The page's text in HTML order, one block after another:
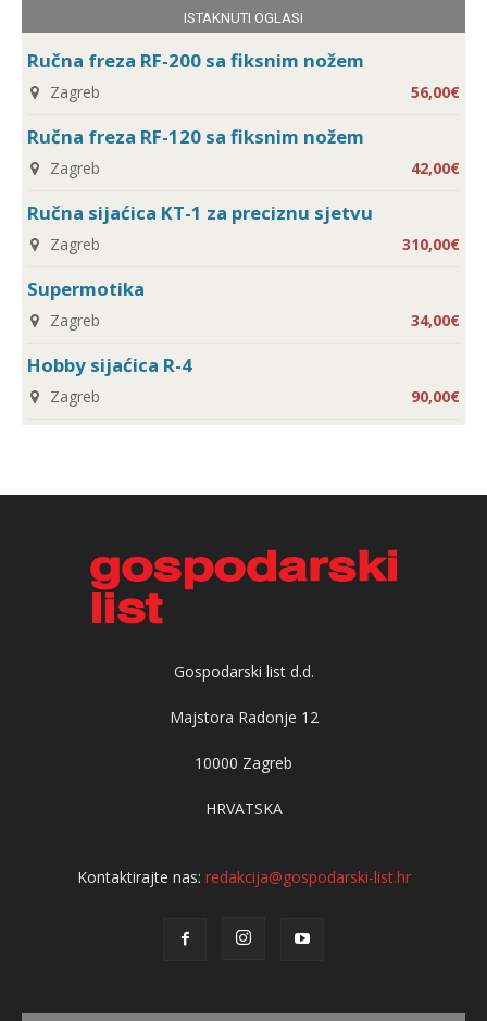
ISTAKNUTI OGLASI
Ručna freza RF-200 sa fiksnim nožem
Zagreb 56,00€
Ručna freza RF-120 sa fiksnim nožem
Zagreb 42,00€
Ručna sijaćica KT-1 za preciznu sjetvu
Zagreb 310,00€
Supermotika
Zagreb 34,00€
Hobby sijaćica R-4
Zagreb 90,00€
Gospodarski list d.d.
Majstora Radonje 12
10000 Zagreb
HRVATSKA
Kontaktirajte nas: redakcija@gospodarski-list.hr